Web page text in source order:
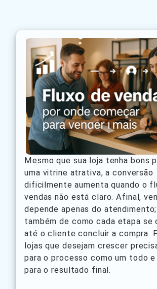
Mesmo que sua loja tenha bons
uma vitrine atrativa, a conversão
dificilmente aumenta quando o
vendas não está claro. Afinal,
depende apenas do
também de como cada etapa se
até o cliente concluir a compra.
lojas que desejam crescer
para o processo como um todo e
para o resultado final.